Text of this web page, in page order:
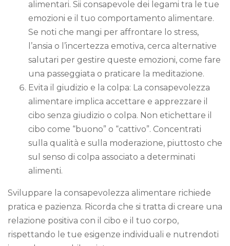
alimentari. Sii consapevole dei legami tra le tue
emozioni e il tuo comportamento alimentare.
Se noti che mangi per affrontare lo stress,
l’ansia o l’incertezza emotiva, cerca alternative
salutari per gestire queste emozioni, come fare
una passeggiata o praticare la meditazione.
Evita il giudizio e la colpa: La consapevolezza
alimentare implica accettare e apprezzare il
cibo senza giudizio o colpa. Non etichettare il
cibo come “buono” o “cattivo”. Concentrati
sulla qualità e sulla moderazione, piuttosto che
sul senso di colpa associato a determinati
alimenti.
Sviluppare la consapevolezza alimentare richiede
pratica e pazienza. Ricorda che si tratta di creare una
relazione positiva con il cibo e il tuo corpo,
rispettando le tue esigenze individuali e nutrendoti